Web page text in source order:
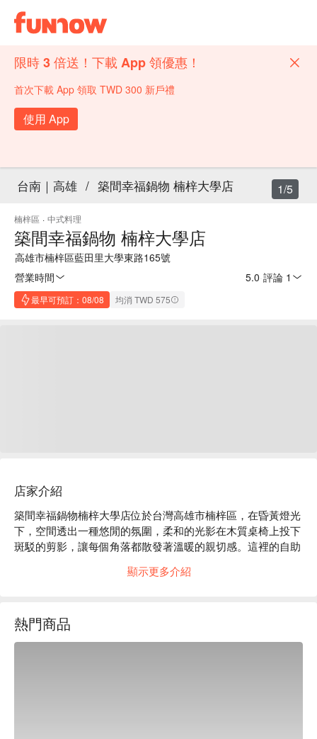
限時 3 倍送！下載 App 領優惠！
首次下載 App 領取 TWD 300 新戶禮
使用 App
台南｜高雄 / 築間幸福鍋物 楠梓大學店
楠梓區 · 中式料理
築間幸福鍋物 楠梓大學店
高雄市楠梓區藍田里大學東路165號
營業時間
5.0 評論 1
最早可預訂：08/08 均消 TWD 575
1/5
店家介紹
築間幸福鍋物楠梓大學店位於台灣高雄市楠梓區，在昏黃燈光
下，空間透出一種悠閒的氛圍，柔和的光影在木質桌椅上投下
斑駁的剪影，讓每個角落都散發著溫暖的親切感。這裡的自助
綜合魚片鍋成為聚會的完美催化劑，提升了整體用餐體驗。每
一道料理都巧妙地融入了這份溫馨的氛圍，讓人們在享受美食
顯示更多介紹
熱門商品